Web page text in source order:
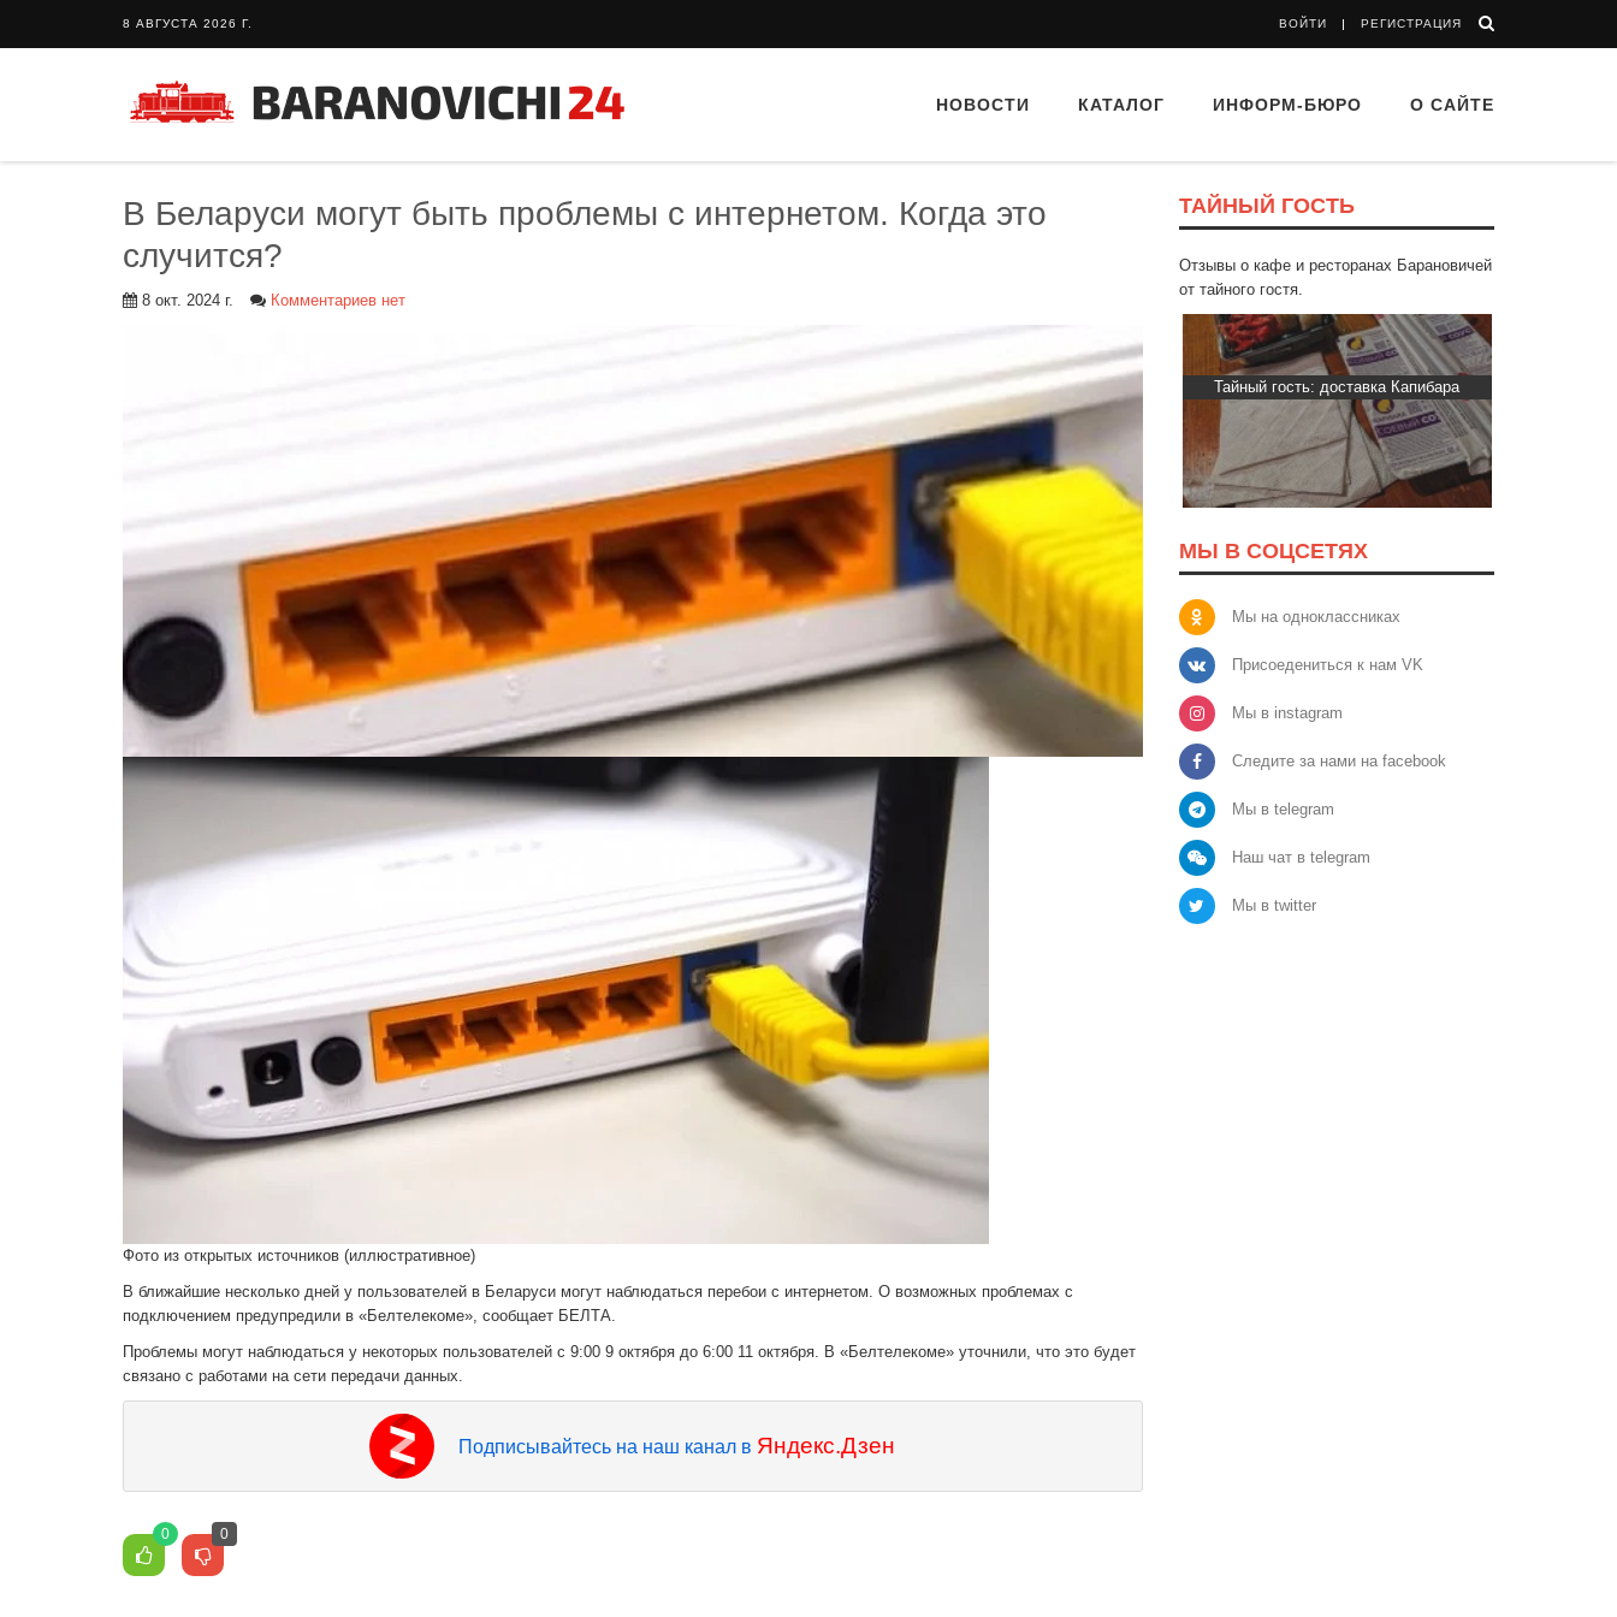
8 АВГУСТА 2026 Г. ВОЙТИ РЕГИСТРАЦИЯ
НОВОСТИ КАТАЛОГ ИНФОРМ-БЮРО О САЙТЕ
В Беларуси могут быть проблемы с интернетом. Когда это
случится?
8 окт. 2024 г. Комментариев нет
Фото из открытых источников (иллюстративное)
В ближайшие несколько дней у пользователей в Беларуси могут наблюдаться перебои с интернетом. О возможных проблемах с
подключением предупредили в «Белтелекоме», сообщает БЕЛТА.
Проблемы могут наблюдаться у некоторых пользователей с 9:00 9 октября до 6:00 11 октября. В «Белтелекоме» уточнили, что это будет
связано с работами на сети передачи данных.
Подписывайтесь на наш канал в Яндекс.Дзен
0 0
ТАЙНЫЙ ГОСТЬ
Отзывы о кафе и ресторанах Барановичей
от тайного гостя.
Тайный гость: Ресторан “Папараць
Кветка”
Тайный гость: доставка Капибара
МЫ В СОЦСЕТЯХ
Мы на одноклассниках
Присоедениться к нам VK
Мы в instagram
Следите за нами на facebook
Мы в telegram
Наш чат в telegram
Мы в twitter